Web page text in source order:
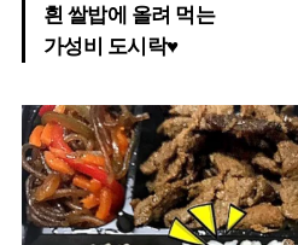
흰 쌀밥에 올려 먹는
가성비 도시락♥